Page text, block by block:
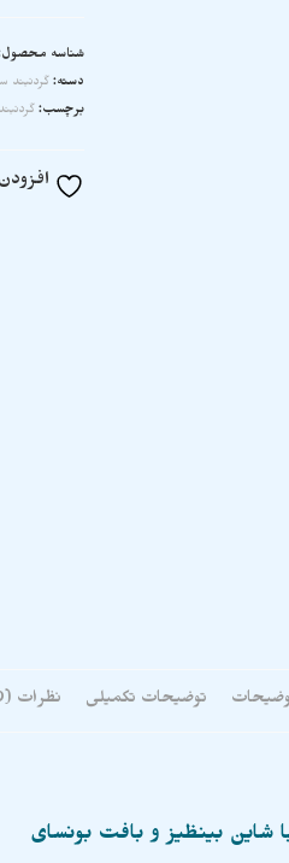
شناسه
دسته: گردنبند
برچسب:
توضیحات تکمیلی نظرات (0)
شاین بینظیز و بافت بونسای